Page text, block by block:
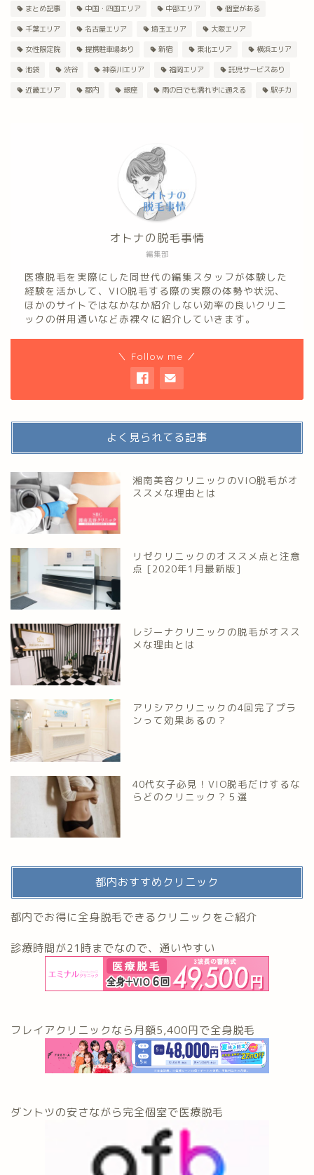
まとめ記事 中国・四国エリア 中部エリア 個室がある
千葉エリア 名古屋エリア 埼玉エリア 大阪エリア
女性限定院 提携駐車場あり 新宿 東北エリア 横浜エリア
池袋 渋谷 神奈川エリア 福岡エリア 託児サービスあり
近畿エリア 都内 銀座 雨の日でも濡れずに通える 駅チカ
編集部
オトナの脱毛事情
医療脱毛を実際にした同世代の編集スタッフが体験した
経験を活かして、VIO脱毛する際の実際の体勢や状況、
ほかのサイトではなかなか紹介しない効率の良いクリニ
ックの併用通いなど赤裸々に紹介していきます。
＼ Follow me ／
よく見られてる記事
湘南美容クリニックのVIO脱毛がオ
ススメな理由とは
リゼクリニックのオススメ点と注意
点 [2020年1月最新版]
レジーナクリニックの脱毛がオスス
メな理由とは
アリシアクリニックの4回完了プラ
ンって効果あるの？
40代女子必見！VIO脱毛だけするな
らどのクリニック？５選
都内おすすめクリニック
都内でお得に全身脱毛できるクリニックをご紹介
診療時間が21時までなので、通いやすい
フレイアクリニックなら月額5,400円で全身脱毛
ダントツの安さながら完全個室で医療脱毛